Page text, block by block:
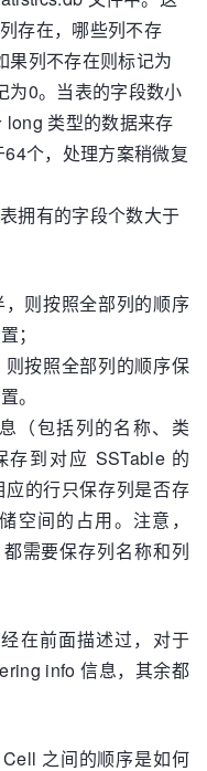
存在，哪些列不存
果列不存在则标记为
为0。当表的字段数小
类型的数据来存
个，处理方案稍微复
拥有的字段个数大于
则按照全部列的顺序
；
按照全部列的顺序保
。
（包括列的名称、类
到对应 SSTable 的
的行只保存列是否存
空间的占用。注意，
需要保存列名称和列
在前面描述过，对于
info 信息，其余都
之间的顺序是如何